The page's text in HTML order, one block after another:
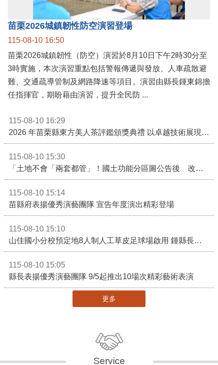
苗栗2026城鎮韌性防空演習登場
115-08-10 16:50
苗栗2026城鎮韌性（防空）演習於8月10日下午2時30分至
3時實施，本次演習重點包括警報傳遞與發放、人車疏散避
難、交通疏導管制及網路降速等項目。演習由縣長鍾東錦擔
任指揮官，期盼藉由演習，提升全民防 ...
115-08-10 16:29
2026 年苗栗縣東方美人茶評鑑頒獎典禮 以卓越技術展現頂尖製茶實力！
115-08-10 15:30
「土地不會「兩套都管」！國土功能分區圖公告後 改依《國土計畫法》管制」
115-08-10 15:14
苗縣府表揚優秀演藝團隊 宣告年度演出精彩登場
115-08-10 15:10
山佳國小分校預定地8人制人工草皮足球場啟用 鍾縣長期勉帶動苗栗足球運動有更亮眼成績
115-08-10 15:05
縣長表揚優秀演藝團隊 9/5起推出10場次精彩藝術表演
更多